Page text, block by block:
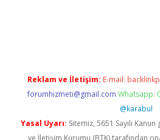
Reklam ve İletişim: E-mail:
forumhizmeti@gmail.com Whatsapp:
@karabul
Yasal Uyarı: Sitemiz, 5651 Sayılı
ve İletişim Kurumu (BTK) tarafından